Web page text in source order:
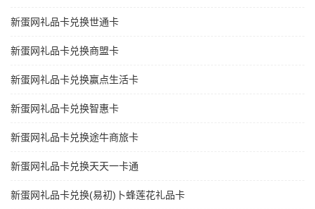
新蛋网礼品卡兑换世通卡
新蛋网礼品卡兑换商盟卡
新蛋网礼品卡兑换赢点生活卡
新蛋网礼品卡兑换智惠卡
新蛋网礼品卡兑换途牛商旅卡
新蛋网礼品卡兑换天天一卡通
新蛋网礼品卡兑换(易初)卜蜂莲花礼品卡